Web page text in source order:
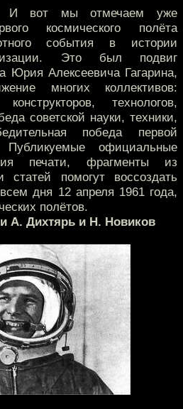
И вот мы отмечаем уже
космического полёта
события в истории
Это был подвиг
Юрия Алексеевича Гагарина,
многих коллективов:
технологов,
советской науки, техники,
победа первой
официальные
печати, фрагменты из
статей помогут воссоздать
дня 12 апреля 1961 года,
полётов.
А. Дихтярь и Н. Новиков